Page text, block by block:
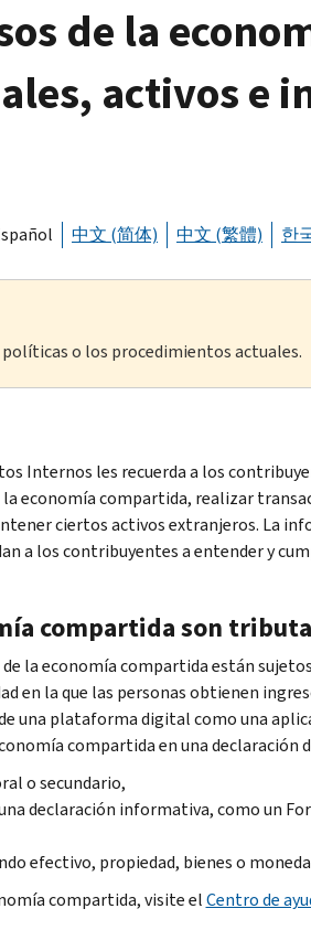
de la
activos e
中文 (简体) 中文 (繁體) 한
o los procedimientos actuales.
Internos les recuerda a los
economía compartida, realizar
ciertos activos extranjeros. La
a los contribuyentes a entender y
compartida son
la economía compartida están
en la que las personas obtienen
una plataforma digital como una
compartida en una declaración
o secundario,
declaración informativa, como un
efectivo, propiedad, bienes o
compartida, visite elCentro de